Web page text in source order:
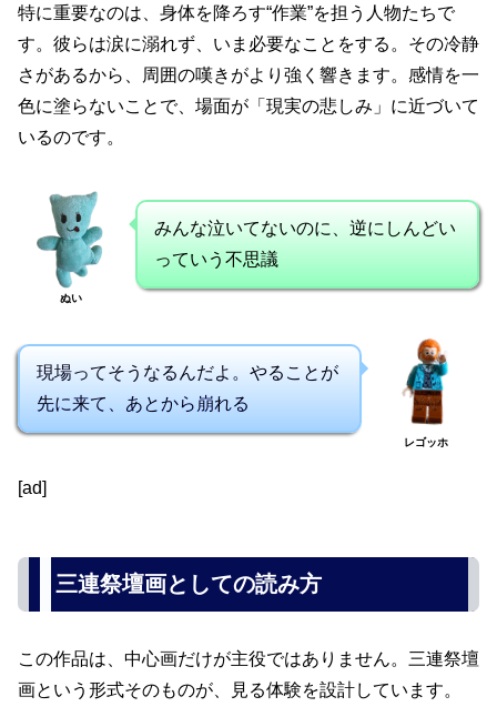
特に重要なのは、身体を降ろす“作業”を担う人物たちで
す。彼らは涙に溺れず、いま必要なことをする。その冷静
さがあるから、周囲の嘆きがより強く響きます。感情を一
色に塗らないことで、場面が「現実の悲しみ」に近づいて
いるのです。
ぬい
みんな泣いてないのに、逆にしんどい
っていう不思議
現場ってそうなるんだよ。やることが
先に来て、あとから崩れる
レゴッホ
[ad]
三連祭壇画としての読み方
この作品は、中心画だけが主役ではありません。三連祭壇
画という形式そのものが、見る体験を設計しています。